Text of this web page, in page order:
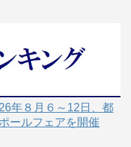
年８月６～12日、都
ールフェアを開催